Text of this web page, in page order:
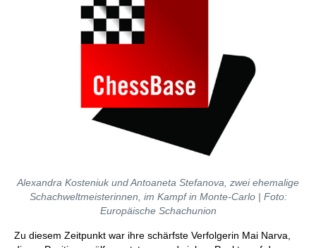
Alexandra Kosteniuk und Antoaneta Stefanova, zwei ehemalige
Schachweltmeisterinnen, im Kampf in Monte-Carlo | Foto:
Europäische Schachunion
Zu diesem Zeitpunkt war ihre schärfste Verfolgerin Mai Narva,